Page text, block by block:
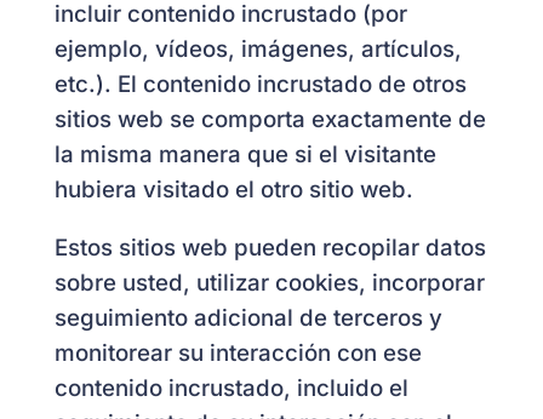
incluir contenido incrustado (por
ejemplo, vídeos, imágenes, artículos,
etc.). El contenido incrustado de otros
sitios web se comporta exactamente de
la misma manera que si el visitante
hubiera visitado el otro sitio web.
Estos sitios web pueden recopilar datos
sobre usted, utilizar cookies, incorporar
seguimiento adicional de terceros y
monitorear su interacción con ese
contenido incrustado, incluido el